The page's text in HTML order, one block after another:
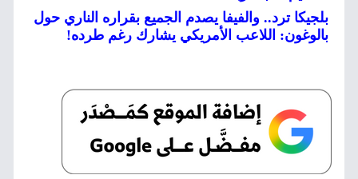
بلجيكا ترد.. والفيفا يصدم الجميع بقراره الناري حول
بالوغون: اللاعب الأمريكي يشارك رغم طرده!